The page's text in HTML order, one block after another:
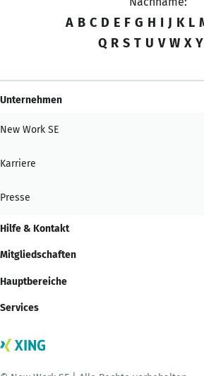
A B C D E F G H I J K L
Q R S T U V W X Y
Unternehmen
New Work SE
Karriere
Presse
Hilfe & Kontakt
Mitgliedschaften
Hauptbereiche
Services